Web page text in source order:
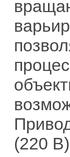
(220